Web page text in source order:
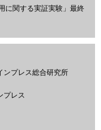
に関する実証実験」最終
ンプレス総合研究所
プレス